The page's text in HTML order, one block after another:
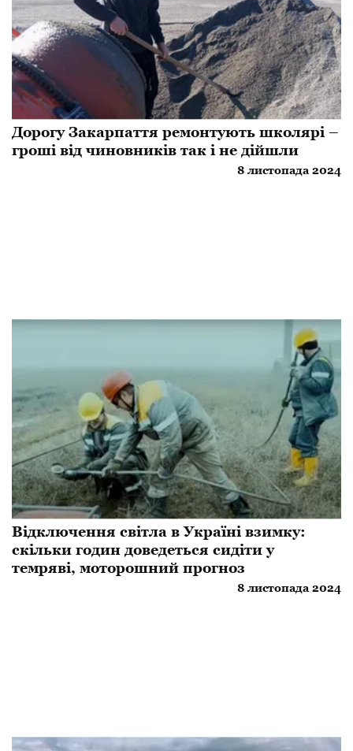
Дорогу Закарпаття ремонтують школярі –
гроші від чиновників так і не дійшли
8 листопада 2024
Відключення світла в Україні взимку:
скільки годин доведеться сидіти у
темряві, моторошний прогноз
8 листопада 2024